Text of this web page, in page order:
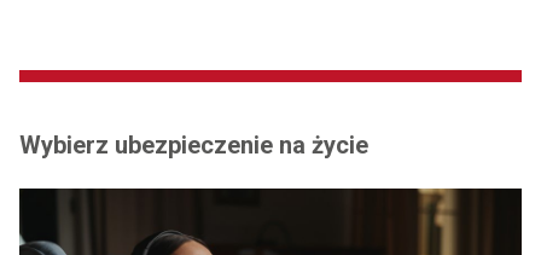
Wybierz ubezpieczenie na życie